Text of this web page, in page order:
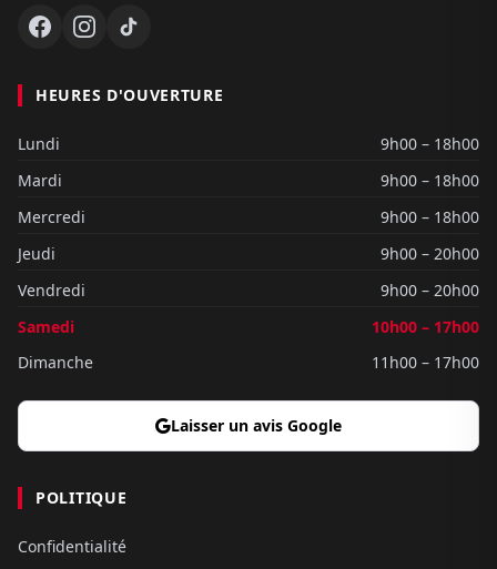
HEURES D'OUVERTURE
Lundi
9h00 – 18h00
Mardi
9h00 – 18h00
Mercredi
9h00 – 18h00
Jeudi
9h00 – 20h00
Vendredi
9h00 – 20h00
Samedi
10h00 – 17h00
Dimanche
11h00 – 17h00
Laisser un avis Google
POLITIQUE
Confidentialité